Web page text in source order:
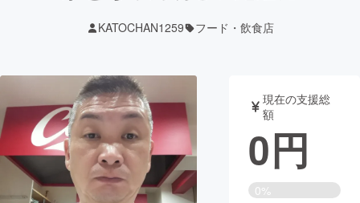
ターン
ジェクト
募集終了が近いプ
ロジェクト
アート・写真 音楽
テクノロジー・ガジェット ゲーム・サ
映像・映画 書籍・雑誌
KATOCHAN1259 フード・飲食店
現在の支援総
額
0円
0%